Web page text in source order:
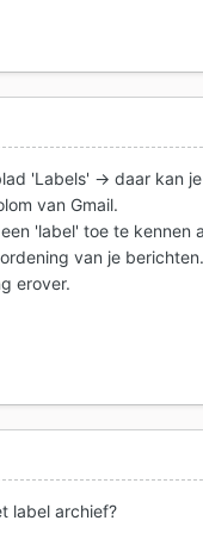
'Labels' -> daar kan
van Gmail.
'label' toe te kennen
van je berichten.
erover.
label archief?